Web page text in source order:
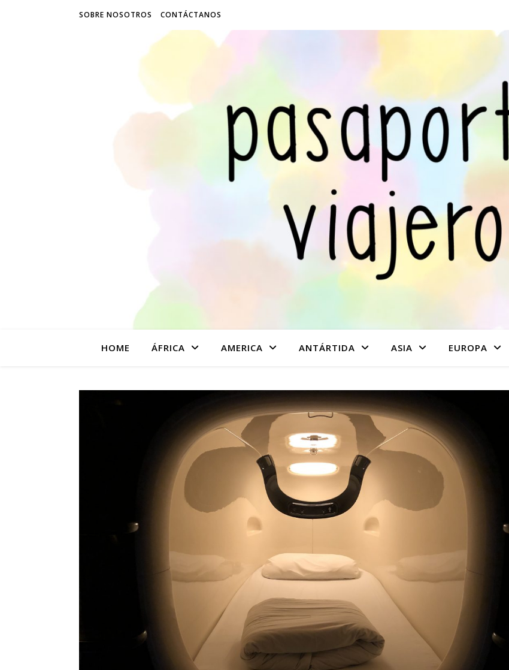
SOBRE NOSOTROS CONTÁCTANOS
HOME ÁFRICA AMERICA ANTÁRTIDA ASIA EUROPA